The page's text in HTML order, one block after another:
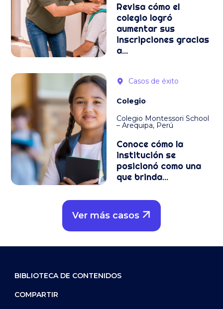
Revisa cómo el
colegio logró
aumentar sus
inscripciones gracias
a...
Casos de éxito
Colegio
Colegio Montessori School
– Arequipa, Perú
Conoce cómo la
institución se
posicionó como una
que brinda...
Ver más casos
BIBLIOTECA DE CONTENIDOS
COMPARTIR